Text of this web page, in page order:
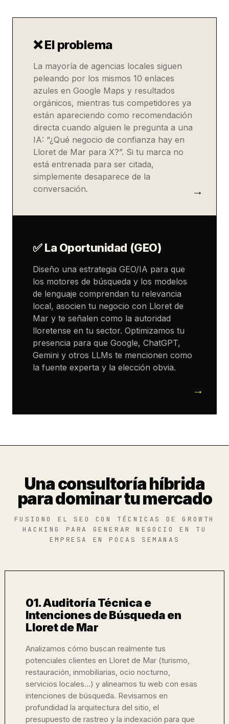
❌ El problema
La mayoría de agencias locales siguen
peleando por los mismos 10 enlaces
azules en Google Maps y resultados
orgánicos, mientras tus competidores ya
están apareciendo como recomendación
directa cuando alguien le pregunta a una
IA: “¿Qué negocio de confianza hay en
Lloret de Mar para X?”. Si tu marca no
está entrenada para ser citada,
simplemente desaparece de la
conversación.
✅ La Oportunidad (GEO)
Diseño una estrategia GEO/IA para que
los motores de búsqueda y los modelos
de lenguaje comprendan tu relevancia
local, asocien tu negocio con Lloret de
Mar y te señalen como la autoridad
lloretense en tu sector. Optimizamos tu
presencia para que Google, ChatGPT,
Gemini y otros LLMs te mencionen como
la fuente experta y la elección obvia.
Una consultoría híbrida
para dominar tu mercado
FUSIONO EL SEO CON TÉCNICAS DE GROWTH
HACKING PARA GENERAR NEGOCIO EN TU
EMPRESA EN POCAS SEMANAS
01. Auditoría Técnica e
Intenciones de Búsqueda en
Lloret de Mar
Analizamos cómo buscan realmente tus
potenciales clientes en Lloret de Mar (turismo,
restauración, inmobiliarias, ocio nocturno,
servicios locales…) y alineamos tu web con esas
intenciones de búsqueda. Revisamos en
profundidad la arquitectura del sitio, el
presupuesto de rastreo y la indexación para que